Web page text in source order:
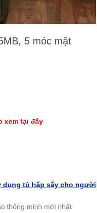
5 móc mặt
xem tại đây
dụng tủ hấp sấy cho người
thông minh mới nhất